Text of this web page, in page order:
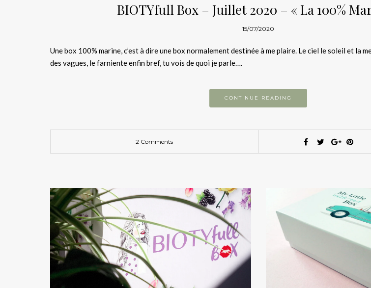
BIOTYfull Box – Juillet 2020 – « La 100%
15/07/2020
Une box 100% marine, c’est à dire une box normalement destinée à me plaire. Le ciel le soleil et la
des vagues, le farniente enfin bref, tu vois de quoi je parle….
CONTINUE READING
2 Comments